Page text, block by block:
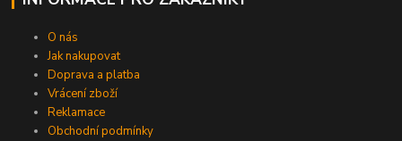
O nás
Jak nakupovat
Doprava a platba
Vrácení zboží
Reklamace
Obchodní podmínky